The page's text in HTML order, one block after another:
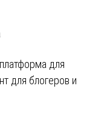
для
для блогеров и